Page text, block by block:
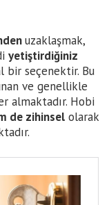
uzaklaşmak,
yetiştirdiğiniz
bir seçenektir. Bu
ve genellikle
almaktadır. Hobi
de zihinsel olarak